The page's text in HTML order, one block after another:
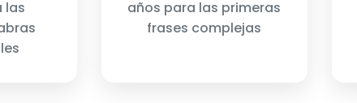
las
años para las primeras
frases complejas